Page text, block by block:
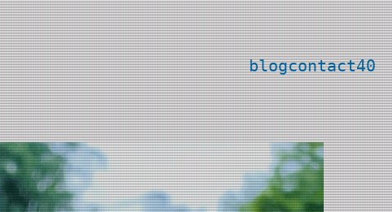
blogcontact40